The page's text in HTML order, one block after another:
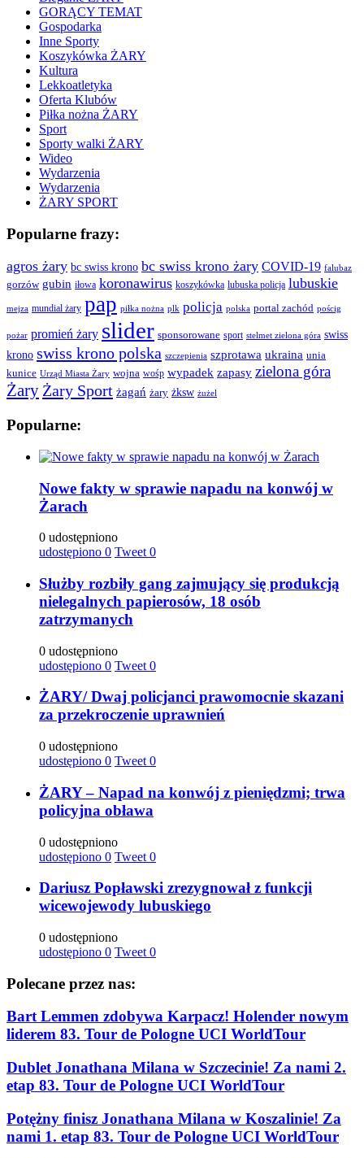
GORĄCY TEMAT
Gospodarka
Inne Sporty
Koszykówka ŻARY
Kultura
Lekkoatletyka
Oferta Klubów
Piłka nożna ŻARY
Sport
Sporty walki ŻARY
Wideo
Wydarzenia
Wydarzenia
ŻARY SPORT
Popularne frazy:
agros żary bc swiss krono bc swiss krono żary COVID-19 falubaz
gorzów gubin iłowa koronawirus koszykówka lubuska policja lubuskie
mejza mundial żary pap piłka nożna plk policja polska portal zachód pościg
pożar promień żary slider sponsorowane sport stelmet zielona góra swiss
krono swiss krono polska szczepienia szprotawa ukraina unia
kunice Urząd Miasta Żary wojna wośp wypadek zapasy zielona góra
Żary Żary Sport żagań żary żksw żużel
Popularne:
Nowe fakty w sprawie napadu na konwój w
Żarach
0 udostępniono
udostępiono 0 Tweet 0
Służby rozbiły gang zajmujący się produkcją
nielegalnych papierosów, 18 osób
zatrzymanych
0 udostępniono
udostępiono 0 Tweet 0
ŻARY/ Dwaj policjanci prawomocnie skazani
za przekroczenie uprawnień
0 udostępniono
udostępiono 0 Tweet 0
ŻARY – Napad na konwój z pieniędzmi; trwa
policyjna obława
0 udostępniono
udostępiono 0 Tweet 0
Dariusz Popławski zrezygnował z funkcji
wicewojewody lubuskiego
0 udostępniono
udostępiono 0 Tweet 0
Polecane przez nas:
Bart Lemmen zdobywa Karpacz! Holender nowym
liderem 83. Tour de Pologne UCI WorldTour
Dublet Jonathana Milana w Szczecinie! Za nami 2.
etap 83. Tour de Pologne UCI WorldTour
Potężny finisz Jonathana Milana w Koszalinie! Za
nami 1. etap 83. Tour de Pologne UCI WorldTour